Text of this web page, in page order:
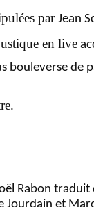
par Jean
en live ac
bouleverse de
Rabon